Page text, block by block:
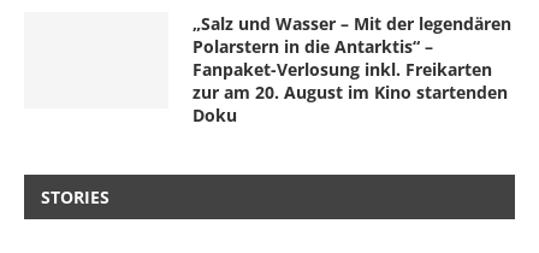
„Salz und Wasser – Mit der legendären
Polarstern in die Antarktis“ –
Fanpaket-Verlosung inkl. Freikarten
zur am 20. August im Kino startenden
Doku
STORIES